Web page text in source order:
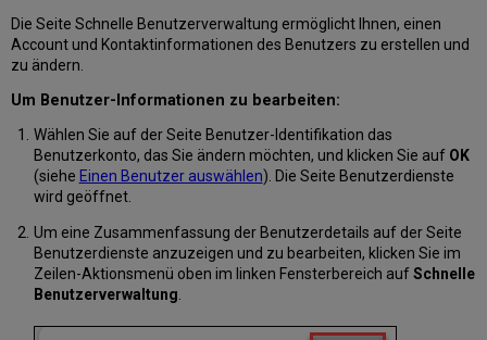
Die Seite Schnelle Benutzerverwaltung ermöglicht Ihnen, einen
Account und Kontaktinformationen des Benutzers zu erstellen und
zu ändern.
Um Benutzer-Informationen zu bearbeiten:
Wählen Sie auf der Seite Benutzer-Identifikation das
Benutzerkonto, das Sie ändern möchten, und klicken Sie auf OK
(siehe Einen Benutzer auswählen). Die Seite Benutzerdienste
wird geöffnet.
Um eine Zusammenfassung der Benutzerdetails auf der Seite
Benutzerdienste anzuzeigen und zu bearbeiten, klicken Sie im
Zeilen-Aktionsmenü oben im linken Fensterbereich aufSchnelle
Benutzerverwaltung